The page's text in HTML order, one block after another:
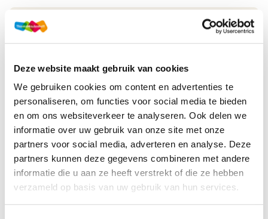
Deze website maakt gebruik van cookies
We gebruiken cookies om content en advertenties te
personaliseren, om functies voor social media te bieden
en om ons websiteverkeer te analyseren. Ook delen we
informatie over uw gebruik van onze site met onze
partners voor social media, adverteren en analyse. Deze
partners kunnen deze gegevens combineren met andere
informatie die u aan ze heeft verstrekt of die ze hebben
verzameld op basis van uw gebruik van hun services.
Druk
ISBN
9789006112535
Productbeschrijving
MetSamengevat mbo Rekenen voor niveau 4heb je het
perfecte uitreksel van alle examenstof in één boek,
compact, overzichtelijk en systematisch weergegeven. Het